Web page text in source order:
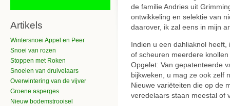
Artikels
Wintersnoei Appel en Peer
Snoei van rozen
Stoppen met Roken
Snoeien van druivelaars
Overwintering van de vijver
Groene asperges
Nieuw bodemstrooisel
de familie Andries uit
ontwikkeling en selektie van
daarover, ik zal eens in mijn
Indien u een dahliaknol
of scheuren meerdere
Opgelet: Van gepatenteerde
bijkweken, u mag ze ook zelf
Nieuwe variëteiten die op de
veredelaars staan meestal of